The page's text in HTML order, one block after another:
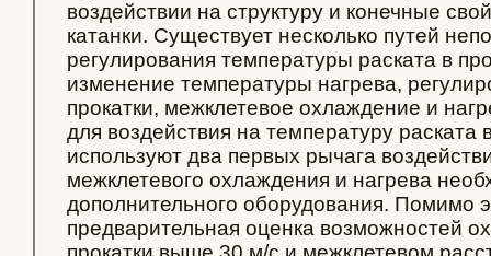
воздействии на структуру и конечные
катанки. Существует несколько путей
регулирования температуры раската в
изменение температуры нагрева,
прокатки, межклетевое охлаждение и
для воздействия на температуру раската
используют два первых рычага
межклетевого охлаждения и нагрева
дополнительного оборудования. Помимо
предварительная оценка возможностей